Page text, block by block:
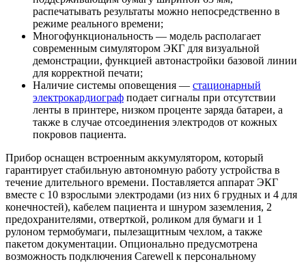
распечатывать результаты можно непосредственно в
режиме реального времени;
Многофункциональность — модель располагает
современным симулятором ЭКГ для визуальной
демонстрации, функцией автонастройки базовой линии
для корректной печати;
Наличие системы оповещения — стационарный
электрокардиограф подает сигналы при отсутствии
ленты в принтере, низком проценте заряда батареи, а
также в случае отсоединения электродов от кожных
покровов пациента.
Прибор оснащен встроенным аккумулятором, который
гарантирует стабильную автономную работу устройства в
течение длительного времени. Поставляется аппарат ЭКГ
вместе с 10 взрослыми электродами (из них 6 грудных и 4 для
конечностей), кабелем пациента и шнуром заземления, 2
предохранителями, отверткой, роликом для бумаги и 1
рулоном термобумаги, пылезащитным чехлом, а также
пакетом документации. Опционально предусмотрена
возможность подключения Carewell к персональному